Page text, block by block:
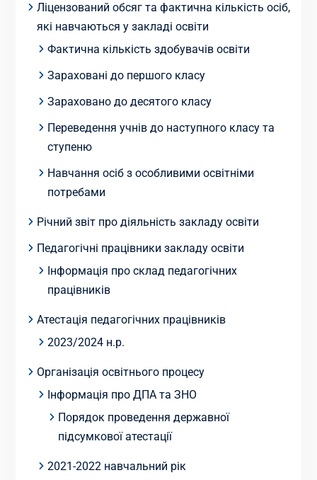
Ліцензований обсяг та фактична кількість осіб,
які навчаються у закладі освіти
Фактична кількість здобувачів освіти
Зараховані до першого класу
Зараховано до десятого класу
Переведення учнів до наступного класу та
ступеню
Навчання осіб з особливими освітніми
потребами
Річний звіт про діяльність закладу освіти
Педагогічні працівники закладу освіти
Інформація про склад педагогічних
працівників
Атестація педагогічних працівників
2023/2024 н.р.
Організація освітнього процесу
Інформація про ДПА та ЗНО
Порядок проведення державної
підсумкової атестації
2021-2022 навчальний рік